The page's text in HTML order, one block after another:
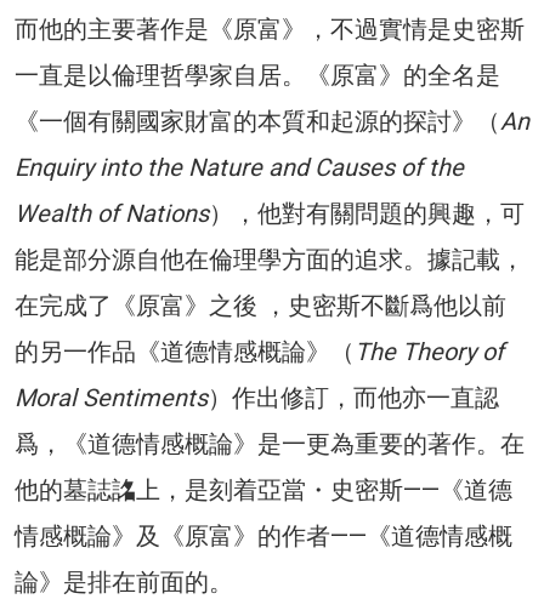
而他的主要著作是《原富》，不過實情是史密斯
一直是以倫理哲學家自居。《原富》的全名是
《一個有關國家財富的本質和起源的探討》（An
Enquiry into the Nature and Causes of the
Wealth of Nations），他對有關問題的興趣，可
能是部分源自他在倫理學方面的追求。據記載，
在完成了《原富》之後 ，史密斯不斷爲他以前
的另一作品《道德情感概論》（ The Theory of
Moral Sentiments）作出修訂，而他亦一直認
爲，《道德情感概論》是一更為重要的著作。在
他的墓誌詺上，是刻着亞當・史密斯——《道德
情感概論》及《原富》的作者——《道德情感概
論》是排在前面的。